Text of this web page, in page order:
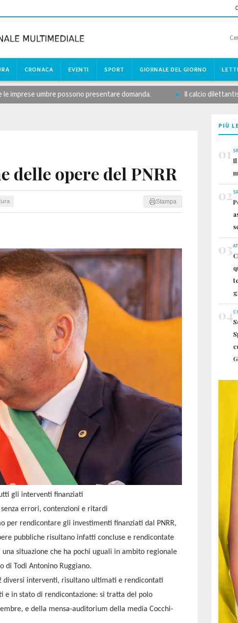
CRONACA EVENTI SPORT GIORNALE DEL GIORNO
umbre possono presentare domanda. Il calcio dilettantistico
delle opere del PNRR
Stampa
gli interventi finanziati
errori, contenzioni e ritardi
per rendicontare gli investimenti finanziati dal PNRR,
pubbliche risultano infatti concluse e rendicontate
situazione che ha pochi uguali in ambito regionale
di Todi Antonino Ruggiano.
interventi, risultano ultimati e rendicontati
in stato di rendicontazione: si tratta del polo
e della mensa-auditorium della media Cocchi-
PIÙ
01 Il
02
03
04